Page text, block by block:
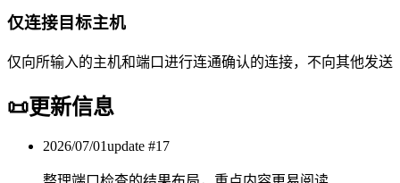
仅连接目标主机
仅向所输入的主机和端口进行连通确认的连接，不向其他发送
📜更新信息
2026/07/01update #17